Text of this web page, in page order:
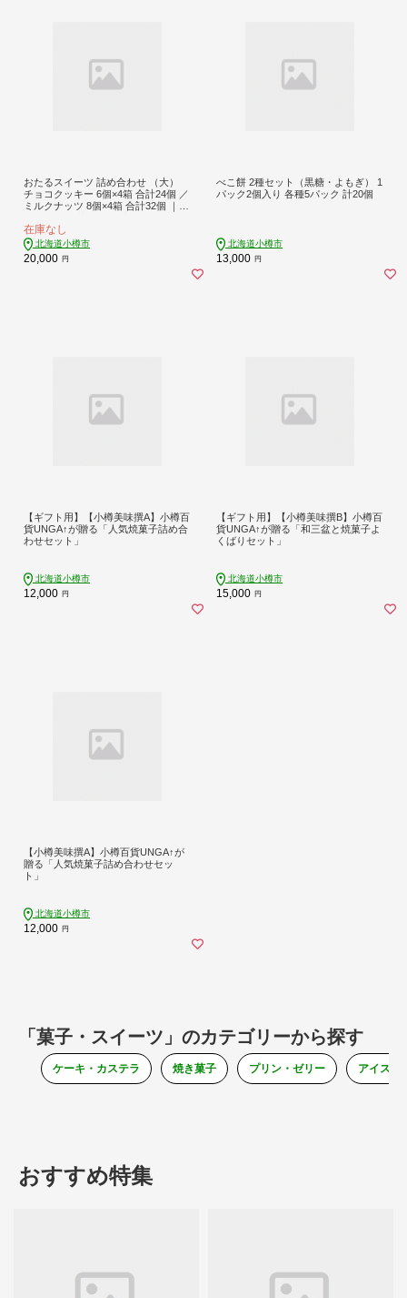
おたるスイーツ 詰め合わせ （大）
チョコクッキー 6個×4箱 合計24個 ／
ミルクナッツ 8個×4箱 合計32個 ｜
在庫なし
北海道小樽市
20,000 円
べこ餅 2種セット（黒糖・よもぎ） 1
パック2個入り 各種5パック 計20個
北海道小樽市
13,000 円
【ギフト用】【小樽美味撰A】小樽百
貨UNGA↑が贈る「人気焼菓子詰め合
わせセット」
北海道小樽市
12,000 円
【ギフト用】【小樽美味撰B】小樽百
貨UNGA↑が贈る「和三盆と焼菓子よ
くばりセット」
北海道小樽市
15,000 円
【小樽美味撰A】小樽百貨UNGA↑が
贈る「人気焼菓子詰め合わせセッ
ト」
北海道小樽市
12,000 円
「菓子・スイーツ」のカテゴリーから探す
ケーキ・カステラ 焼き菓子 プリン・ゼリー アイス・
おすすめ特集